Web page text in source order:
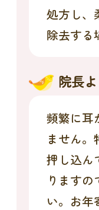
処方し、
除去する
院長よ
頻繁に耳
ません
押し込ん
ります
い。お年